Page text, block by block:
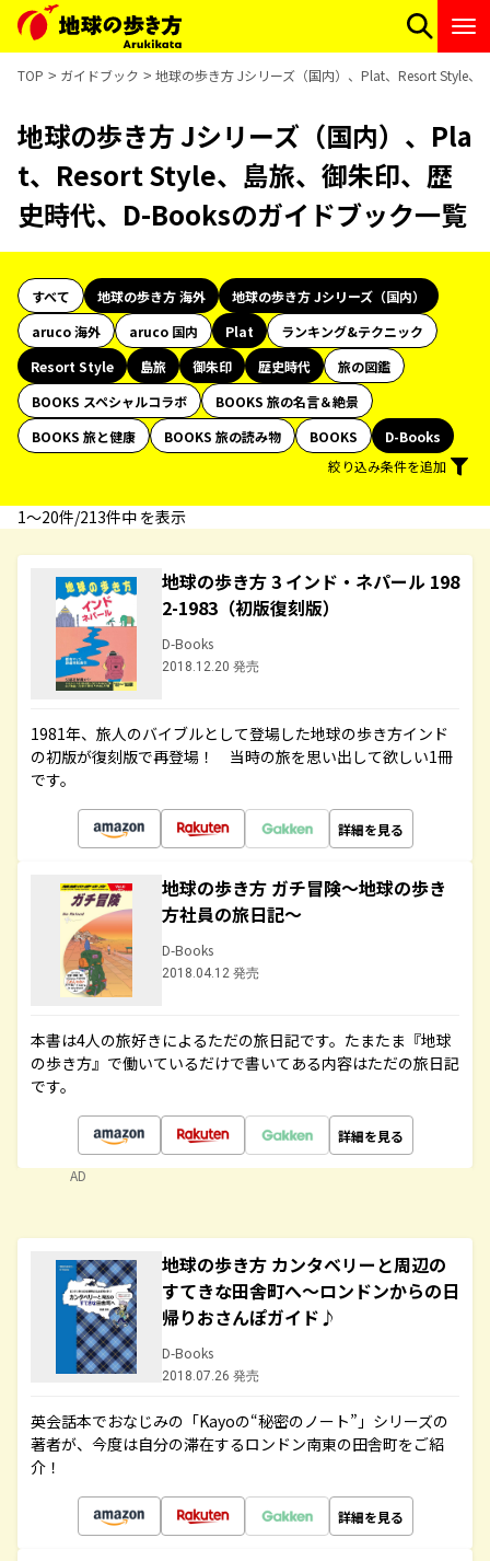
TOP ガイドブック 地球の歩き方 Jシリーズ（国内）、Plat、Resort Style
地球の歩き方 Jシリーズ（国内）、Pla
t、Resort Style、島旅、御朱印、歴
史時代、D-Booksのガイドブック一覧
すべて 地球の歩き方 海外
地球の歩き方 Jシリーズ（国内）
aruco 海外
aruco 国内 Plat
ランキング&テクニック
Resort Style
島旅 御朱印 歴史時代
旅の図鑑
BOOKS スペシャルコラボ
BOOKS 旅の名言＆絶景
BOOKS 旅と健康
BOOKS 旅の読み物 BOOKS
D-Books
絞り込み条件を追加
1〜20件/213件中 を表示
地球の歩き方 3 インド・ネパール 198
2-1983（初版復刻版）
D-Books
2018.12.20 発売
1981年、旅人のバイブルとして登場した地球の歩き方インド
の初版が復刻版で再登場！ 当時の旅を思い出して欲しい1冊
です。
詳細を見る
地球の歩き方 ガチ冒険～地球の歩き
方社員の旅日記～
D-Books
2018.04.12 発売
本書は4人の旅好きによるただの旅日記です。たまたま『地球
の歩き方』で働いているだけで書いてある内容はただの旅日記
です。
詳細を見る
AD
地球の歩き方 カンタベリーと周辺の
すてきな田舎町へ～ロンドンからの日
帰りおさんぽガイド♪
D-Books
2018.07.26 発売
英会話本でおなじみの「Kayoの“秘密のノート”」シリーズの
著者が、今度は自分の滞在するロンドン南東の田舎町をご紹
介！
詳細を見る